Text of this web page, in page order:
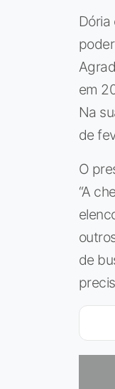
Dória
em
Na
de
O
“A
de